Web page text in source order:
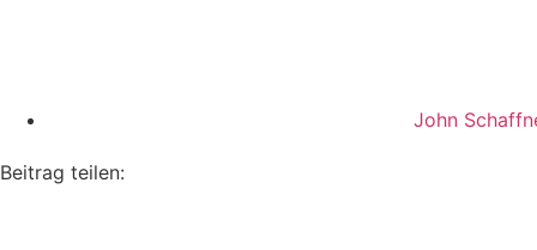
John
Beitrag teilen: